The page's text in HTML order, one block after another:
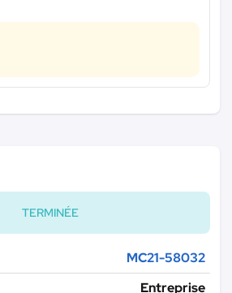
TERMINÉE
MC21-58032
Entreprise